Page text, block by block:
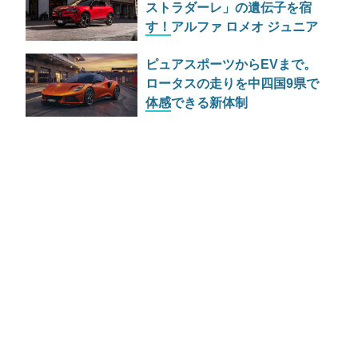
ストラダーレ」の遺伝子を宿
す！アルファ ロメオ ジュニア
上陸
ピュアスポーツからEVまで。
ロータスの走りを中四国9県で
体感できる新体制